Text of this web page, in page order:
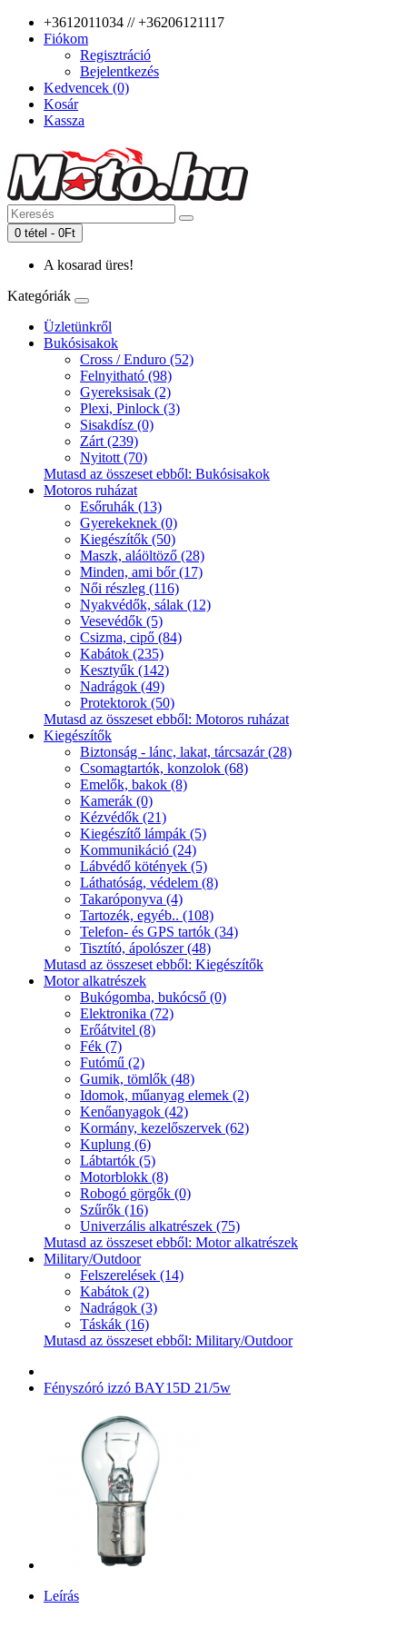
+3612011034 // +36206121117
Fiókom
Regisztráció
Bejelentkezés
Kedvencek (0)
Kosár
Kassza
0 tétel - 0Ft
A kosarad üres!
Kategóriák
Üzletünkről
Bukósisakok
Cross / Enduro (52)
Felnyitható (98)
Gyereksisak (2)
Plexi, Pinlock (3)
Sisakdísz (0)
Zárt (239)
Nyitott (70)
Mutasd az összeset ebből: Bukósisakok
Motoros ruházat
Esőruhák (13)
Gyerekeknek (0)
Kiegészítők (50)
Maszk, aláöltöző (28)
Minden, ami bőr (17)
Női részleg (116)
Nyakvédők, sálak (12)
Vesevédők (5)
Csizma, cipő (84)
Kabátok (235)
Kesztyűk (142)
Nadrágok (49)
Protektorok (50)
Mutasd az összeset ebből: Motoros ruházat
Kiegészítők
Biztonság - lánc, lakat, tárcsazár (28)
Csomagtartók, konzolok (68)
Emelők, bakok (8)
Kamerák (0)
Kézvédők (21)
Kiegészítő lámpák (5)
Kommunikáció (24)
Lábvédő kötények (5)
Láthatóság, védelem (8)
Takaróponyva (4)
Tartozék, egyéb.. (108)
Telefon- és GPS tartók (34)
Tisztító, ápolószer (48)
Mutasd az összeset ebből: Kiegészítők
Motor alkatrészek
Bukógomba, bukócső (0)
Elektronika (72)
Erőátvitel (8)
Fék (7)
Futómű (2)
Gumik, tömlők (48)
Idomok, műanyag elemek (2)
Kenőanyagok (42)
Kormány, kezelőszervek (62)
Kuplung (6)
Lábtartók (5)
Motorblokk (8)
Robogó görgők (0)
Szűrők (16)
Univerzális alkatrészek (75)
Mutasd az összeset ebből: Motor alkatrészek
Military/Outdoor
Felszerelések (14)
Kabátok (2)
Nadrágok (3)
Táskák (16)
Mutasd az összeset ebből: Military/Outdoor
Fényszóró izzó BAY15D 21/5w
Leírás